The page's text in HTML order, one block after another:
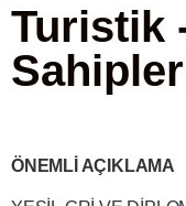
Turistik
ÖNEMLİ AÇIKLAMA